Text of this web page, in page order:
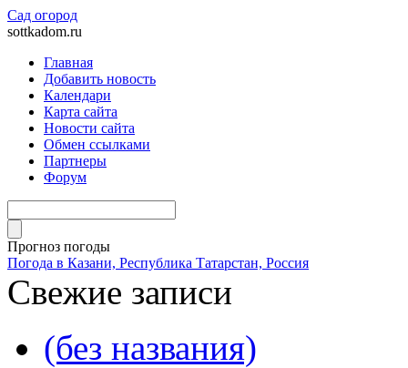
Сад огород
sottkadom.ru
Главная
Добавить новость
Календари
Карта сайта
Новости сайта
Обмен ссылками
Партнеры
Форум
Прогноз погоды
Погода в Казани, Республика Татарстан, Россия
Свежие записи
(без названия)